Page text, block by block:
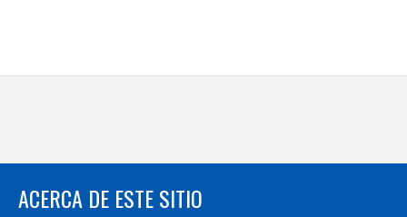
ACERCA DE ESTE SITIO